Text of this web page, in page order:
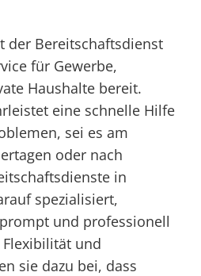
der Bereitschaftsdienst
für Gewerbe,
Haushalte bereit.
eine schnelle Hilfe
sei es am
oder nach
in
spezialisiert,
und professionell
und
sie dazu bei, dass